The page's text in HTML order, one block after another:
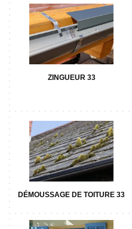
ZINGUEUR 33
DÉMOUSSAGE DE TOITURE 33